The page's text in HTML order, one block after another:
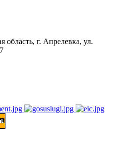
область, г. Апрелевка, ул.